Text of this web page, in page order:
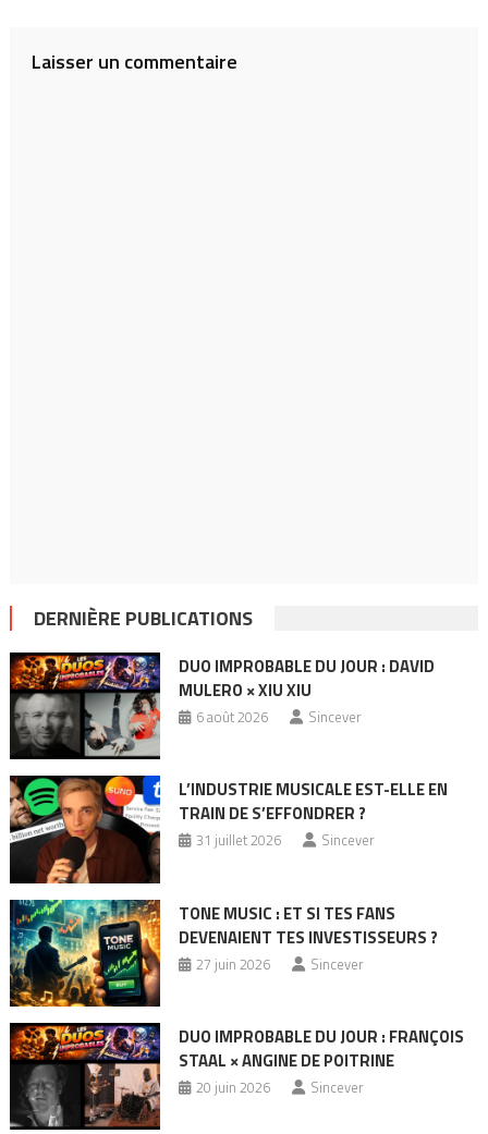
Laisser un commentaire
DERNIÈRE PUBLICATIONS
DUO IMPROBABLE DU JOUR : DAVID
MULERO × XIU XIU
6 août 2026 Sincever
L’INDUSTRIE MUSICALE EST-ELLE EN
TRAIN DE S’EFFONDRER ?
31 juillet 2026 Sincever
TONE MUSIC : ET SI TES FANS
DEVENAIENT TES INVESTISSEURS ?
27 juin 2026 Sincever
DUO IMPROBABLE DU JOUR : FRANÇOIS
STAAL × ANGINE DE POITRINE
20 juin 2026 Sincever